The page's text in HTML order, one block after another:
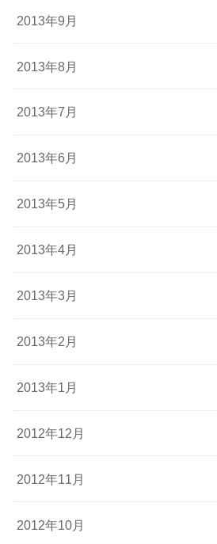
2013年9月
2013年8月
2013年7月
2013年6月
2013年5月
2013年4月
2013年3月
2013年2月
2013年1月
2012年12月
2012年11月
2012年10月